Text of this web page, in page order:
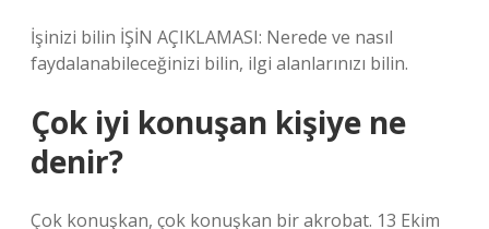
İşinizi bilin İŞİN AÇIKLAMASI: Nerede ve nasıl
faydalanabileceğinizi bilin, ilgi alanlarınızı bilin.
Çok iyi konuşan kişiye ne
denir?
Çok konuşkan, çok konuşkan bir akrobat. 13 Ekim